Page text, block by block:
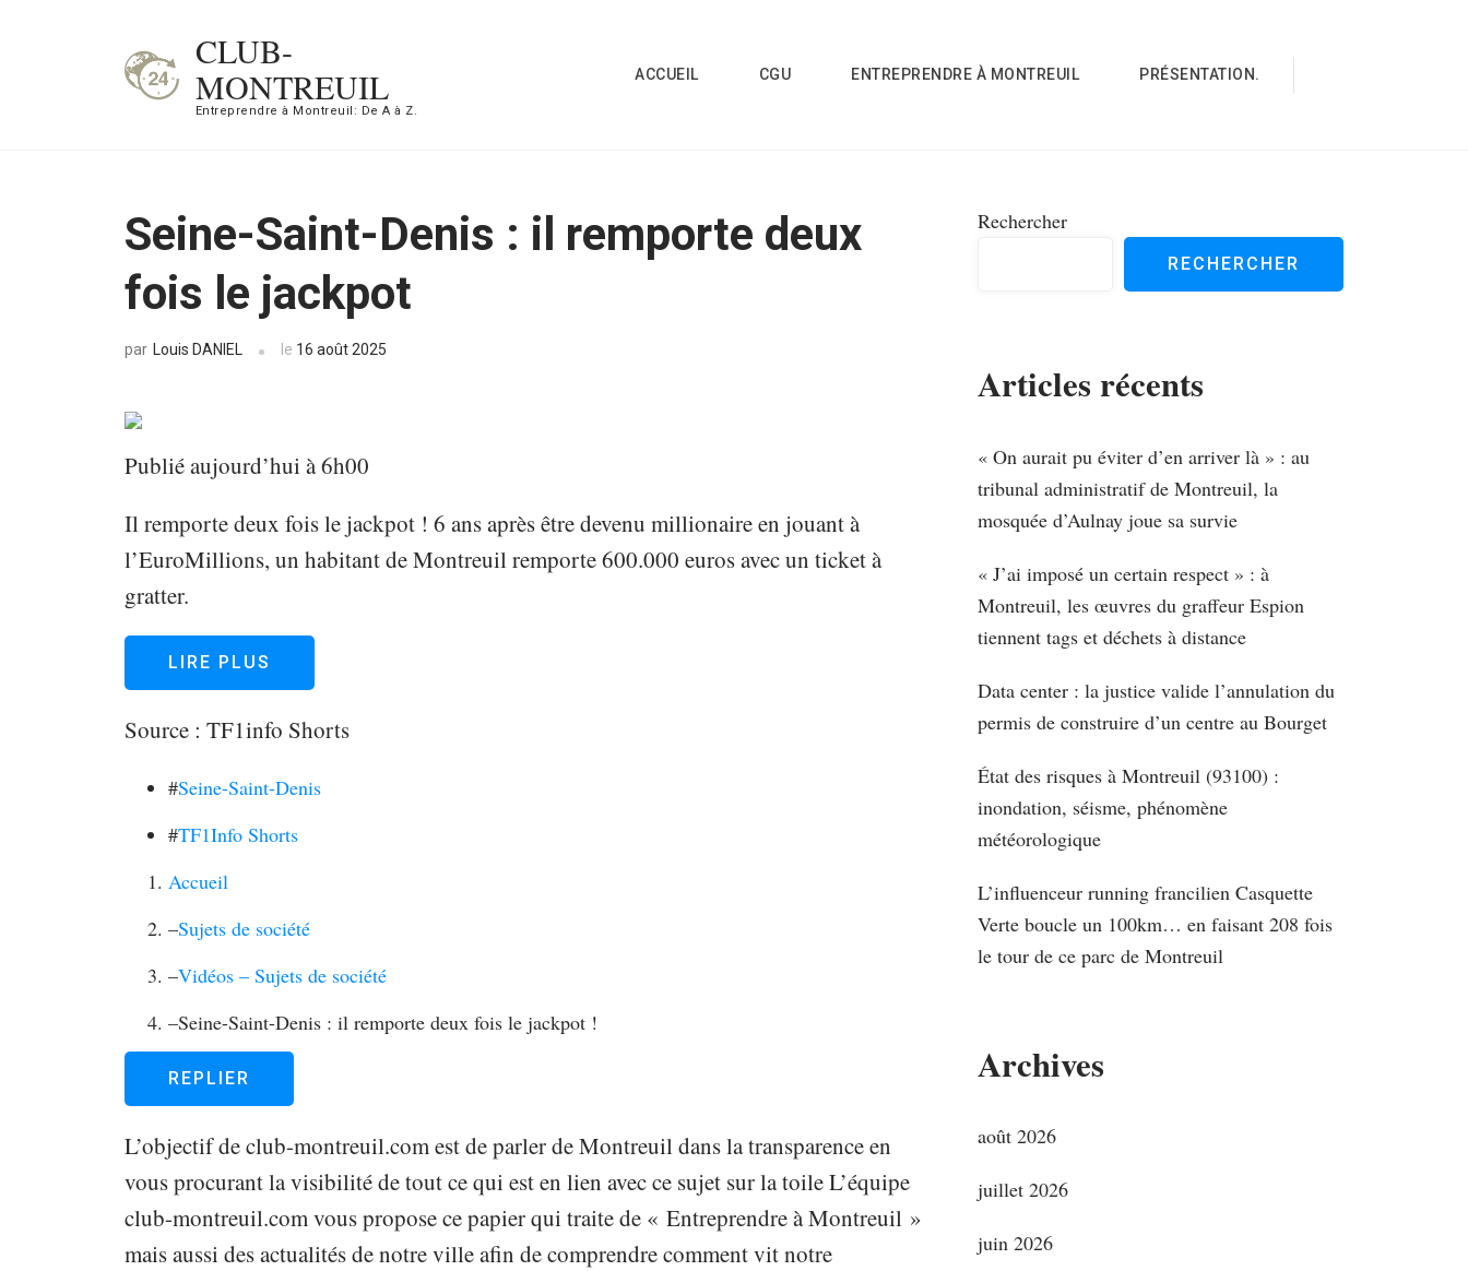
CLUB-
MONTREUIL
Entreprendre à Montreuil: De A à Z.
ACCUEIL CGU ENTREPRENDRE À MONTREUIL PRÉSENTATION.
Seine-Saint-Denis : il remporte deux
fois le jackpot
par Louis DANIEL le 16 août 2025
Publié aujourd’hui à 6h00
Il remporte deux fois le jackpot ! 6 ans après être devenu millionaire en jouant à
l’EuroMillions, un habitant de Montreuil remporte 600.000 euros avec un ticket à
gratter.
LIRE PLUS
Source : TF1info Shorts
#Seine-Saint-Denis
#TF1Info Shorts
Accueil
–Sujets de société
–Vidéos – Sujets de société
–Seine-Saint-Denis : il remporte deux fois le jackpot !
REPLIER
L’objectif de club-montreuil.com est de parler de Montreuil dans la transparence en
vous procurant la visibilité de tout ce qui est en lien avec ce sujet sur la toile L’équipe
club-montreuil.com vous propose ce papier qui traite de « Entreprendre à Montreuil »
mais aussi des actualités de notre ville afin de comprendre comment vit notre
Rechercher
RECHERCHER
Articles récents
« On aurait pu éviter d’en arriver là » : au
tribunal administratif de Montreuil, la
mosquée d’Aulnay joue sa survie
« J’ai imposé un certain respect » : à
Montreuil, les œuvres du graffeur Espion
tiennent tags et déchets à distance
Data center : la justice valide l’annulation du
permis de construire d’un centre au Bourget
État des risques à Montreuil (93100) :
inondation, séisme, phénomène
météorologique
L’influenceur running francilien Casquette
Verte boucle un 100km… en faisant 208 fois
le tour de ce parc de Montreuil
Archives
août 2026
juillet 2026
juin 2026